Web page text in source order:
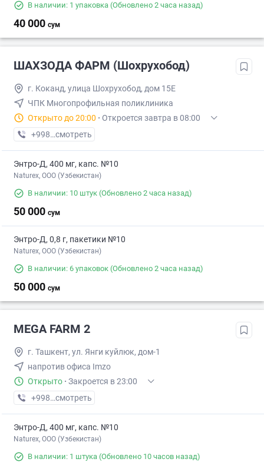
В наличии: 1 упаковка (Обновлено 2 часа назад)
40 000 сум
ШАХЗОДА ФАРМ (Шохрухобод)
г. Коканд, улица Шохрухобод, дом 15Е
ЧПК Многопрофильная поликлиника
Открыто до 20:00 · Откроется завтра в 08:00
+998 (91) XXX-XX-XX
смотреть
Энтро-Д, 400 мг, капс. №10
Naturex, OOO (Узбекистан)
В наличии: 10 штук (Обновлено 2 часа назад)
50 000 сум
Энтро-Д, 0,8 г, пакетики №10
Naturex, OOO (Узбекистан)
В наличии: 6 упаковок (Обновлено 2 часа назад)
50 000 сум
MEGA FARM 2
г. Ташкент, ул. Янги куйлюк, дом-1
напротив офиса Imzo
Открыто · Закроется в 23:00
+998 (71) XXX-XX-XX
смотреть
Энтро-Д, 400 мг, капс. №10
Naturex, OOO (Узбекистан)
В наличии: 1 штука (Обновлено 10 часов назад)